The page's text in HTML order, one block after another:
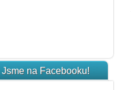
Jsme na Facebooku!